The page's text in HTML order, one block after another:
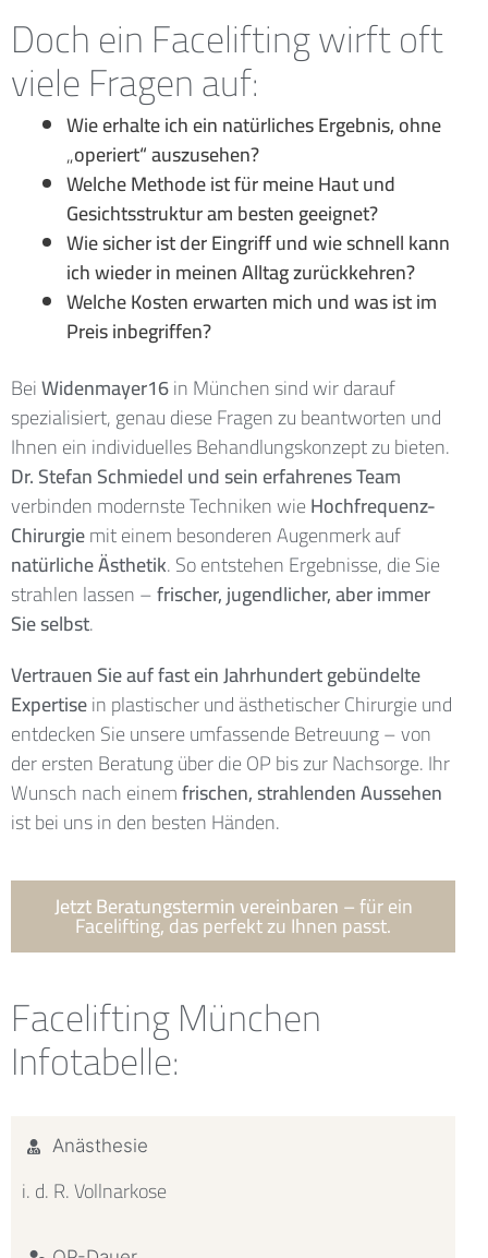
Doch ein Facelifting wirft oft
viele Fragen auf:
Wie erhalte ich ein natürliches Ergebnis, ohne
„operiert“ auszusehen?
Welche Methode ist für meine Haut und
Gesichtsstruktur am besten geeignet?
Wie sicher ist der Eingriff und wie schnell kann
ich wieder in meinen Alltag zurückkehren?
Welche Kosten erwarten mich und was ist im
Preis inbegriffen?
BeiWidenmayer16in München sind wir darauf
spezialisiert, genau diese Fragen zu beantworten und
Ihnen ein individuelles Behandlungskonzept zu bieten.
Dr. Stefan Schmiedel und sein erfahrenes Team
verbinden modernste Techniken wieHochfrequenz-
Chirurgiemit einem besonderen Augenmerk auf
natürliche Ästhetik. So entstehen Ergebnisse, die Sie
strahlen lassen –frischer, jugendlicher, aber immer
Sie selbst.
Vertrauen Sie auf fast ein Jahrhundert gebündelte
Expertisein plastischer und ästhetischer Chirurgie und
entdecken Sie unsere umfassende Betreuung – von
der ersten Beratung über die OP bis zur Nachsorge. Ihr
Wunsch nach einemfrischen, strahlenden Aussehen
ist bei uns in den besten Händen.
Jetzt Beratungstermin vereinbaren– für ein
Facelifting, das perfekt zu Ihnen passt.
Facelifting München
Infotabelle:
Anästhesie
i. d. R. Vollnarkose